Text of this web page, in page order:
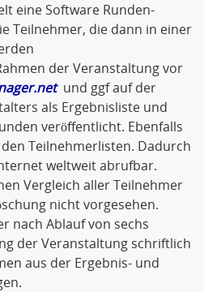
eine Software Runden-
Teilnehmer, die dann in einer
der Veranstaltung vor
und ggf auf der
als Ergebnisliste und
veröffentlicht. Ebenfalls
Teilnehmerlisten. Dadurch
weltweit abrufbar.
Vergleich aller Teilnehmer
nicht vorgesehen.
nach Ablauf von sechs
der Veranstaltung schriftlich
aus der Ergebnis- und